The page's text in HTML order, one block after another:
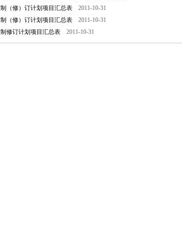
（修）订计划项目汇总表
2011-10-31
（修）订计划项目汇总表
2011-10-31
修订计划项目汇总表
2011-10-31